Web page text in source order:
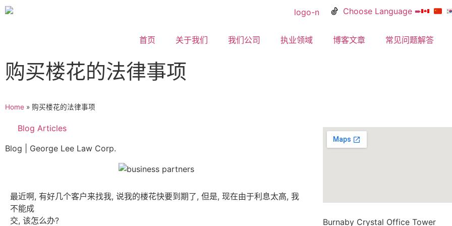
Choose Language ➨
首页 关于我们 我们公司 执业领域 博客文章 常见问题解答
购买楼花的法律事项
Home » 购买楼花的法律事项
Blog Articles
Blog | George Lee Law Corp.
最近啊, 有好几个客户来找我, 说我的楼花快要到期了, 但是, 现在由于利息太高, 我
不能成
交, 该怎么办?
Burnaby Crystal Office Tower